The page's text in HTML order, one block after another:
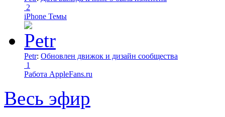
2
iPhone Темы
Petr: Обновлен движок и дизайн сообщества
1
Работа AppleFans.ru
Весь эфир